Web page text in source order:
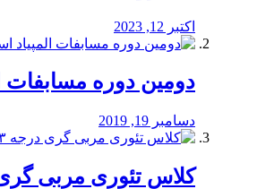
اکتبر 12, 2023
دومین دوره مسابفات
دسامبر 19, 2019
کلاس تئوری مربی گری